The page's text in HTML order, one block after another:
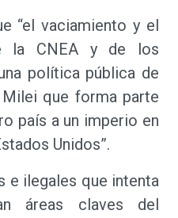
“el vaciamiento y el
la CNEA y de los
política pública de
que forma parte
país a un imperio en
Unidos”.
e ilegales que intenta
áreas claves del